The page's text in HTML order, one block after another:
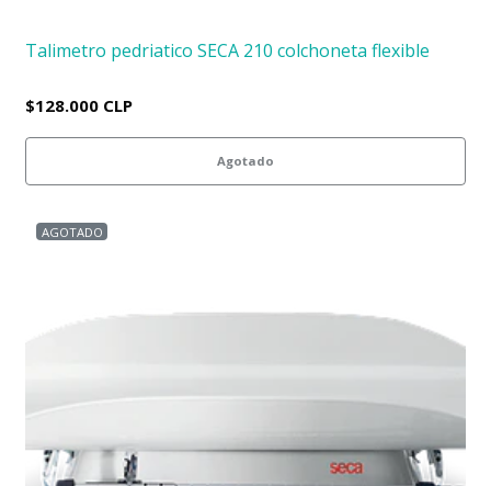
Talimetro pedriatico SECA 210 colchoneta flexible
$128.000 CLP
Agotado
AGOTADO